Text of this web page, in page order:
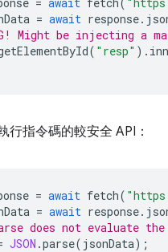
= await response.
Might be injecting a
( "resp" ).
行指令碼的較安全 API：
= await fetch(
= await response.
does not evaluate
JSON .parse( jsonData);